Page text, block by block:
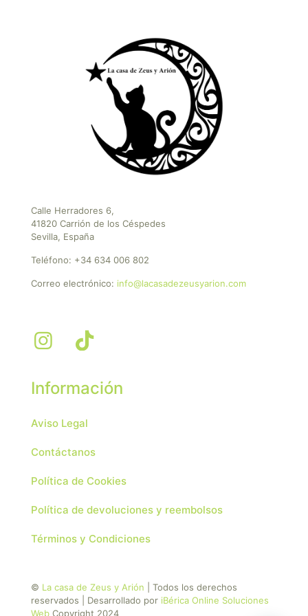
Calle Herradores 6,
41820 Carrión de los Céspedes
Sevilla, España
Teléfono: +34 634 006 802
Correo electrónico: info@lacasadezeusyarion.com
Información
Aviso Legal
Contáctanos
Política de Cookies
Política de devoluciones y reembolsos
Términos y Condiciones
© La casa de Zeus y Arión | Todos los derechos
reservados | Desarrollado por iBérica Online Soluciones
Web Copyright 2024